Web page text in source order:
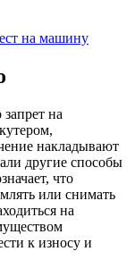
на машину
на
накладывают
другие способы
что
или снимать
на
к износу и